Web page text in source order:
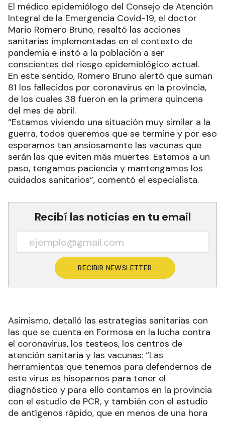
El médico epidemiólogo del Consejo de Atención
Integral de la Emergencia Covid-19, el doctor
Mario Romero Bruno, resaltó las acciones
sanitarias implementadas en el contexto de
pandemia e instó a la población a ser
conscientes del riesgo epidemiológico actual.
En este sentido, Romero Bruno alertó que suman
81 los fallecidos por coronavirus en la provincia,
de los cuales 38 fueron en la primera quincena
del mes de abril.
“Estamos viviendo una situación muy similar a la
guerra, todos queremos que se termine y por eso
esperamos tan ansiosamente las vacunas que
serán las que eviten más muertes. Estamos a un
paso, tengamos paciencia y mantengamos los
cuidados sanitarios”, comentó el especialista.
Recibí las noticias en tu email
RECIBIR NEWSLETTER
Asimismo, detalló las estrategias sanitarias con
las que se cuenta en Formosa en la lucha contra
el coronavirus, los testeos, los centros de
atención sanitaria y las vacunas: “Las
herramientas que tenemos para defendernos de
este virus es hisoparnos para tener el
diagnóstico y para ello contamos en la provincia
con el estudio de PCR, y también con el estudio
de antígenos rápido, que en menos de una hora